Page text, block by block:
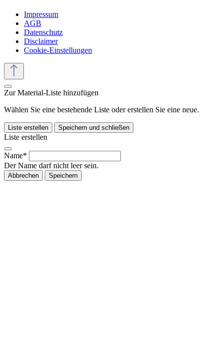
Impressum
AGB
Datenschutz
Disclaimer
Cookie-Einstellungen
Zur Material-Liste hinzufügen
Wählen Sie eine bestehende Liste oder erstellen Sie eine neue.
Liste erstellen Speichern und schließen
Liste erstellen
Name*
Der Name darf nicht leer sein.
Abbrechen Speichern